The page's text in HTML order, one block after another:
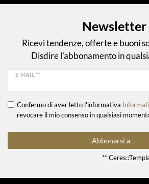
Newsletter
Ricevi tendenze, offerte e buoni
Disdire l'abbonamento in
E-MAIL **
Confermo di aver letto l'informativa
revocare il mio consenso in qualsiasi
Abbonarsi a
**